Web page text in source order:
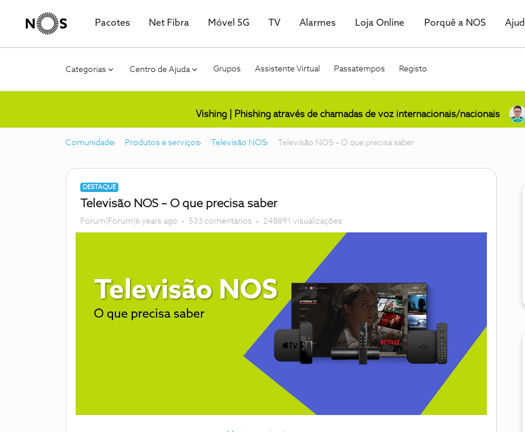
Pacotes Net Fibra Móvel 5G TV Alarmes Loja Online Porquê a NOS
Categorias Centro de Ajuda Grupos Assistente Virtual Passatempos Registo
Vishing | Phishing através de chamadas de voz internacionais/nacionais
Comunidade Produtos e serviços Televisão NOS Televisão NOS – O que precisa saber
DESTAQUE
Televisão NOS – O que precisa saber
Forum|Forum|6 years ago 533 comentários 248891 visualizações